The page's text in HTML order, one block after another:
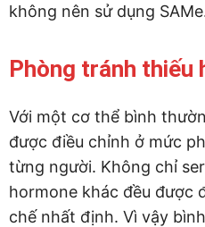
không nên sử dụng
Phòng tránh thiếu
Với một cơ thể bình
được điều chỉnh ở mức
từng người. Không chỉ
hormone khác đều được
chế nhất định. Vì vậy